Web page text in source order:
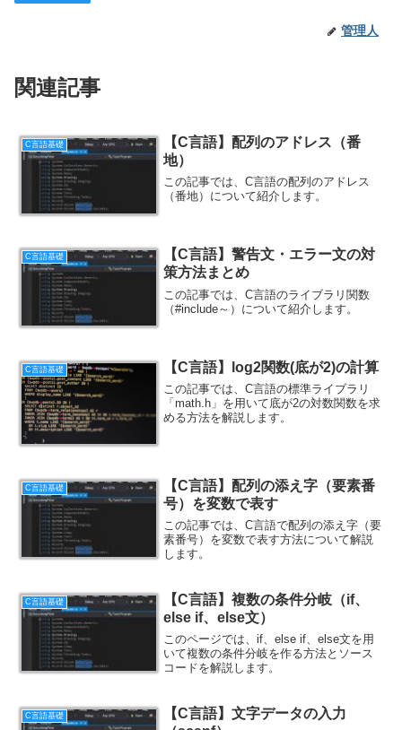
管理人
関連記事
C言語基礎
【C言語】配列のアドレス（番
地）
この記事では、C言語の配列のアドレス
（番地）について紹介します。
C言語基礎
【C言語】警告文・エラー文の対
策方法まとめ
この記事では、C言語のライブラリ関数
（#include～）について紹介します。
C言語基礎 【C言語】log2関数(底が2)の計算
この記事では、C言語の標準ライブラリ
「math.h」を用いて底が2の対数関数を求
める方法を解説します。
C言語基礎
【C言語】配列の添え字（要素番
号）を変数で表す
この記事では、C言語で配列の添え字（要
素番号）を変数で表す方法について解説
します。
C言語基礎
【C言語】複数の条件分岐（if、
else if、else文）
このページでは、if、else if、else文を用
いて複数の条件分岐を作る方法とソース
コードを解説します。
C言語基礎
【C言語】文字データの入力